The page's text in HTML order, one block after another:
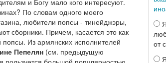
и Богу мало кого интересуют.
По словам одного моего
любители попсы - тинейджэры,
сборники. Причем, касается это как
Из армянских исполнителей
Пепелян (см. предыдущую
Я
от
Я